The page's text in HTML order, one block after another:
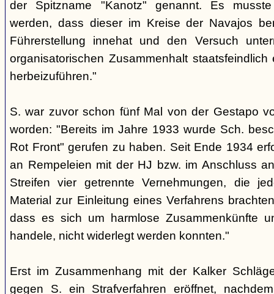
der Spitzname "Kanotz" genannt. Es
werden, dass dieser im Kreise der Navajos
Führerstellung innehat und den Versuch
organisatorischen Zusammenhalt staatsfeindlich
herbeizuführen."
S. war zuvor schon fünf Mal von der Gestapo
worden: "Bereits im Jahre 1933 wurde Sch.
Rot Front" gerufen zu haben. Seit Ende 1934
an Rempeleien mit der HJ bzw. im Anschluss
Streifen vier getrennte Vernehmungen, die
Material zur Einleitung eines Verfahrens
dass es sich um harmlose Zusammenkünfte
handele, nicht widerlegt werden konnten."
Erst im Zusammenhang mit der Kalker
gegen S. ein Strafverfahren eröffnet,